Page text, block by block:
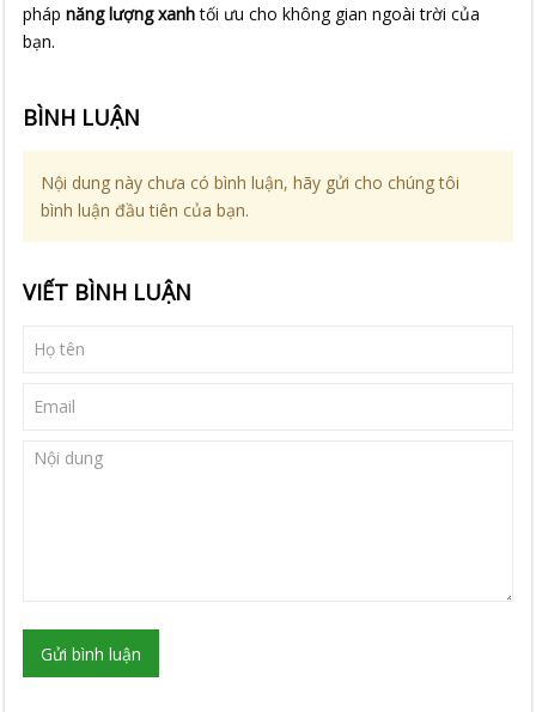
pháp năng lượng xanh tối ưu cho không gian ngoài trời của
bạn.
BÌNH LUẬN
Nội dung này chưa có bình luận, hãy gửi cho chúng tôi
bình luận đầu tiên của bạn.
VIẾT BÌNH LUẬN
Gửi bình luận